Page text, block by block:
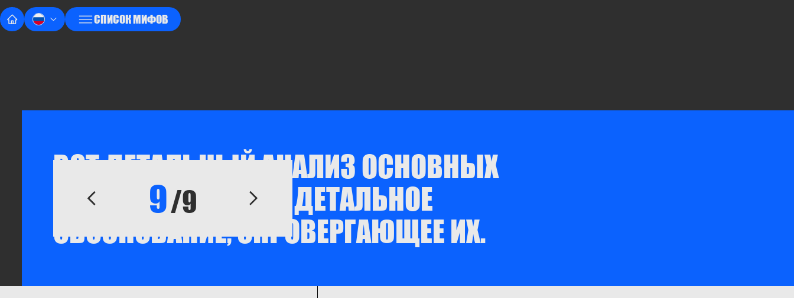
СПИСОК МИФОВ
9/9
ВОТ ДЕТАЛЬНЫЙ АНАЛИЗ ОСНОВНЫХ
МИФОВ ПРО АЗОВ И ДЕТАЛЬНОЕ
ОБОСНОВАНИЕ, ОПРОВЕРГАЮЩЕЕ ИХ.